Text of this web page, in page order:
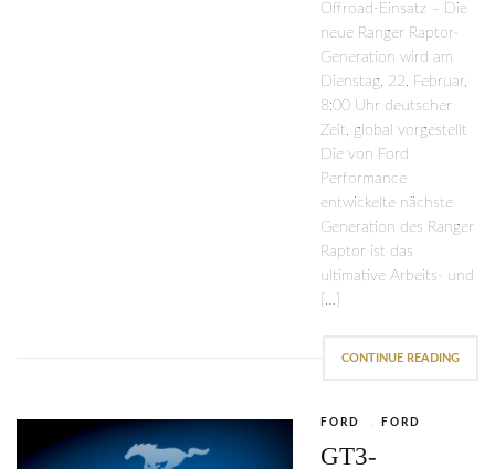
Offroad-Einsatz – Die
neue Ranger Raptor-
Generation wird am
Dienstag, 22. Februar,
8:00 Uhr deutscher
Zeit, global vorgestellt
Die von Ford
Performance
entwickelte nächste
Generation des Ranger
Raptor ist das
ultimative Arbeits- und
[…]
CONTINUE READING
FORD , FORD
GT3-